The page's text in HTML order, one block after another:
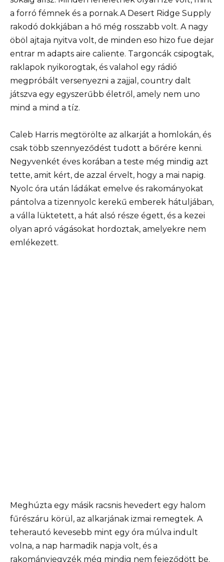
a forró fémnek és a pornak.A Desert Ridge Supply
rakodó dokkjában a hő még rosszabb volt. A nagy
öböl ajtaja nyitva volt, de minden eso hizo fue dejar
entrar m adapts aire caliente. Targoncák csipogtak,
raklapok nyikorogtak, és valahol egy rádió
megpróbált versenyezni a zajjal, country dalt
játszva egy egyszerűbb életről, amely nem uno
mind a mind a tíz.
Caleb Harris megtörölte az alkarját a homlokán, és
csak több szennyeződést tudott a bőrére kenni.
Negyvenkét éves korában a teste még mindig azt
tette, amit kért, de azzal érvelt, hogy a mai napig.
Nyolc óra után ládákat emelve és rakományokat
pántolva a tizennyolc kerekű emberek hátuljában,
a válla lüktetett, a hát alsó része égett, és a kezei
olyan apró vágásokat hordoztak, amelyekre nem
emlékezett.
Meghúzta egy másik racsnis hevedert egy halom
fűrészáru körül, az alkarjának izmai remegtek. A
teherautó kevesebb mint egy óra múlva indult
volna, a nap harmadik napja volt, és a
rakományjegyzék még mindig nem fejeződött be.